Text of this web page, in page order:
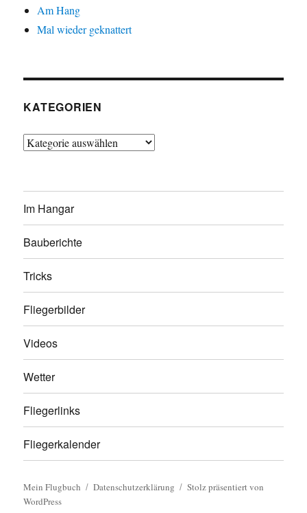
Am Hang
Mal wieder geknattert
KATEGORIEN
Kategorien
Im Hangar
Bauberichte
Tricks
Fliegerbilder
Videos
Wetter
Fliegerlinks
Fliegerkalender
Mein Flugbuch Datenschutzerklärung
Stolz präsentiert von
WordPress